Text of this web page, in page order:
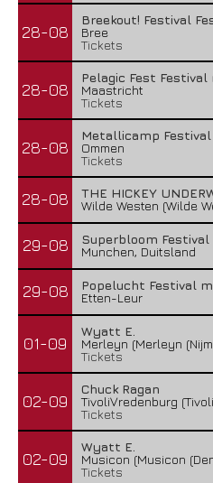
28-08
Breekout! Festival
Bree
Tickets
28-08
Pelagic Fest Festival
Maastricht
Tickets
28-08
Metallicamp Festival
Ommen
Tickets
28-08
THE HICKEY
Wilde Westen (Wilde
29-08
Superbloom
Munchen, Duitsland
29-08
Popelucht Festival
Etten-Leur
01-09
Wyatt E.
Merleyn (Merleyn
Tickets
02-09
Chuck Ragan
TivoliVredenburg
Tickets
02-09
Wyatt E.
Musicon (Musicon
Tickets